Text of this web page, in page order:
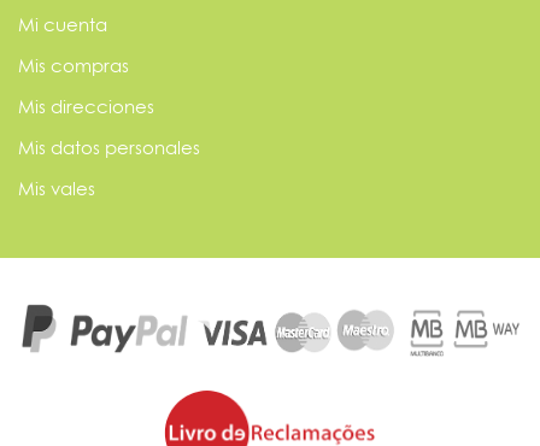
Mi cuenta
Mis compras
Mis direcciones
Mis datos personales
Mis vales